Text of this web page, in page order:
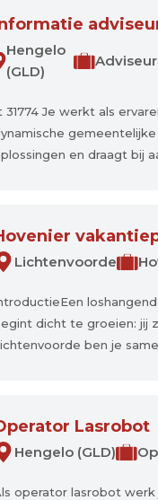
Hengelo
(GLD)
Adviseur
31774 Je werkt als
en draagt bij
Lichtenvoorde
dicht te groeien: jij
ben je
Lasrobot
Hengelo (GLD)
operator lasrobot